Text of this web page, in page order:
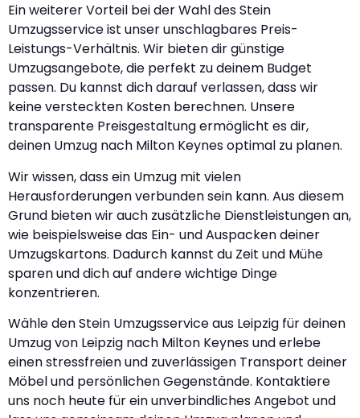
Ein weiterer Vorteil bei der Wahl des Stein
Umzugsservice ist unser unschlagbares Preis-
Leistungs-Verhältnis. Wir bieten dir günstige
Umzugsangebote, die perfekt zu deinem Budget
passen. Du kannst dich darauf verlassen, dass wir
keine versteckten Kosten berechnen. Unsere
transparente Preisgestaltung ermöglicht es dir,
deinen Umzug nach Milton Keynes optimal zu planen.
Wir wissen, dass ein Umzug mit vielen
Herausforderungen verbunden sein kann. Aus diesem
Grund bieten wir auch zusätzliche Dienstleistungen an,
wie beispielsweise das Ein- und Auspacken deiner
Umzugskartons. Dadurch kannst du Zeit und Mühe
sparen und dich auf andere wichtige Dinge
konzentrieren.
Wähle den Stein Umzugsservice aus Leipzig für deinen
Umzug von Leipzig nach Milton Keynes und erlebe
einen stressfreien und zuverlässigen Transport deiner
Möbel und persönlichen Gegenstände. Kontaktiere
uns noch heute für ein unverbindliches Angebot und